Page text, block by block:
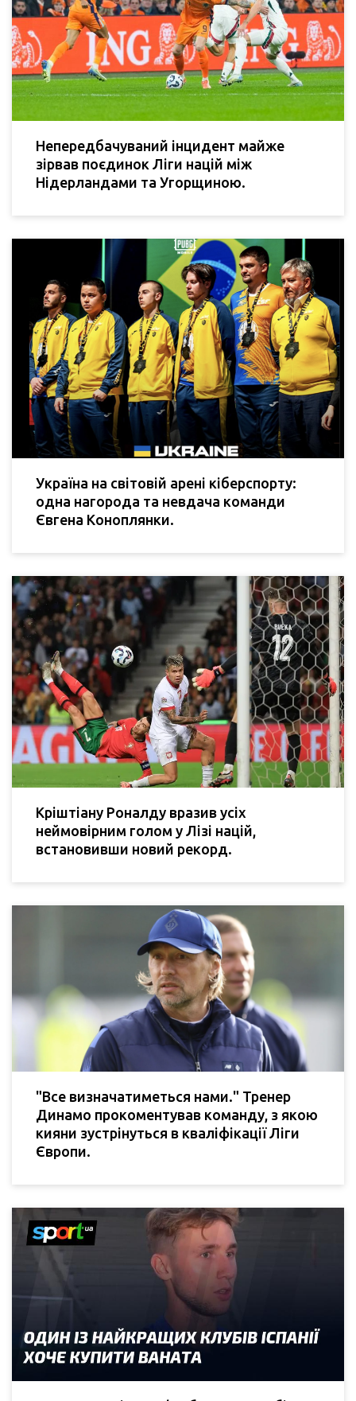
Непередбачуваний інцидент майже
зірвав поєдинок Ліги націй між
Нідерландами та Угорщиною.
Україна на світовій арені кіберспорту:
одна нагорода та невдача команди
Євгена Коноплянки.
Кріштіану Роналду вразив усіх
неймовірним голом у Лізі націй,
встановивши новий рекорд.
"Все визначатиметься нами." Тренер
Динамо прокоментував команду, з якою
кияни зустрінуться в кваліфікації Ліги
Європи.